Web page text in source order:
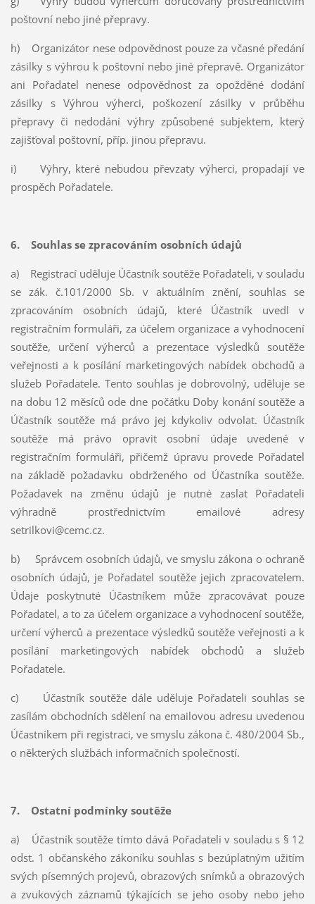
poštovní nebo jiné přepravy.
h) Organizátor nese odpovědnost pouze za včasné předání
zásilky s výhrou k poštovní nebo jiné přepravě. Organizátor
ani Pořadatel nenese odpovědnost za opožděné dodání
zásilky s Výhrou výherci, poškození zásilky v průběhu
přepravy či nedodání výhry způsobené subjektem, který
zajišťoval poštovní, příp. jinou přepravu.
i) Výhry, které nebudou převzaty výherci, propadají ve
prospěch Pořadatele.
6. Souhlas se zpracováním osobních údajů
a) Registrací uděluje Účastník soutěže Pořadateli, v souladu
se zák. č.101/2000 Sb. v aktuálním znění, souhlas se
zpracováním osobních údajů, které Účastník uvedl v
registračním formuláři, za účelem organizace a vyhodnocení
soutěže, určení výherců a prezentace výsledků soutěže
veřejnosti a k posílání marketingových nabídek obchodů a
služeb Pořadatele. Tento souhlas je dobrovolný, uděluje se
na dobu 12 měsíců ode dne počátku Doby konání soutěže a
Účastník soutěže má právo jej kdykoliv odvolat. Účastník
soutěže má právo opravit osobní údaje uvedené v
registračním formuláři, přičemž úpravu provede Pořadatel
na základě požadavku obdrženého od Účastníka soutěže.
Požadavek na změnu údajů je nutné zaslat Pořadateli
výhradně prostřednictvím emailové adresy
setrilkovi@cemc.cz.
b) Správcem osobních údajů, ve smyslu zákona o ochraně
osobních údajů, je Pořadatel soutěže jejich zpracovatelem.
Údaje poskytnuté Účastníkem může zpracovávat pouze
Pořadatel, a to za účelem organizace a vyhodnocení soutěže,
určení výherců a prezentace výsledků soutěže veřejnosti a k
posílání marketingových nabídek obchodů a služeb
Pořadatele.
c) Účastník soutěže dále uděluje Pořadateli souhlas se
zasílám obchodních sdělení na emailovou adresu uvedenou
Účastníkem při registraci, ve smyslu zákona č. 480/2004 Sb.,
o některých službách informačních společností.
7. Ostatní podmínky soutěže
a) Účastník soutěže tímto dává Pořadateli v souladu s § 12
odst. 1 občanského zákoníku souhlas s bezúplatným užitím
svých písemných projevů, obrazových snímků a obrazových
a zvukových záznamů týkajících se jeho osoby nebo jeho